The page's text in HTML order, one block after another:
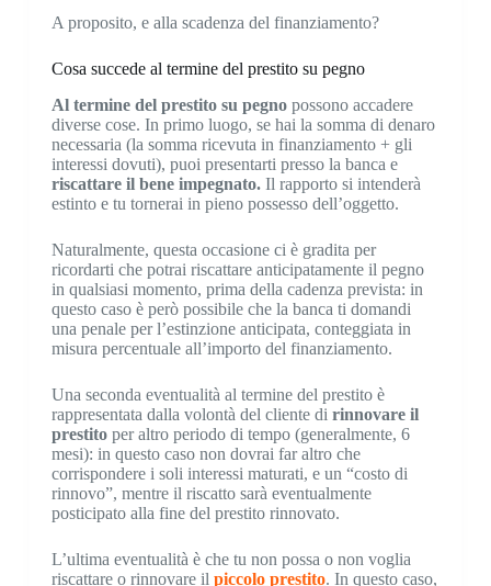
A proposito, e alla scadenza del finanziamento?
Cosa succede al termine del prestito su pegno
Al termine del prestito su pegnopossono accadere
diverse cose. In primo luogo, se hai la somma di denaro
necessaria (la somma ricevuta in finanziamento + gli
interessi dovuti), puoi presentarti presso la banca e
riscattare il bene impegnato.Il rapporto si intenderà
estinto e tu tornerai in pieno possesso dell’oggetto.
Naturalmente, questa occasione ci è gradita per
ricordarti che potrai riscattare anticipatamente il pegno
in qualsiasi momento, prima della cadenza prevista: in
questo caso è però possibile che la banca ti domandi
una penale per l’estinzione anticipata, conteggiata in
misura percentuale all’importo del finanziamento.
Una seconda eventualità al termine del prestito è
rappresentata dalla volontà del cliente di rinnovare il
prestitoper altro periodo di tempo (generalmente, 6
mesi): in questo caso non dovrai far altro che
corrispondere i soli interessi maturati, e un “costo di
rinnovo”, mentre il riscatto sarà eventualmente
posticipato alla fine del prestito rinnovato.
L’ultima eventualità è che tu non possa o non voglia
riscattare o rinnovare il piccolo prestito. In questo caso,